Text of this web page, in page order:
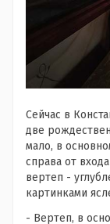
Сейчас в
две
мало, в
справа от
вертеп -
картинками
- Вертеп, в